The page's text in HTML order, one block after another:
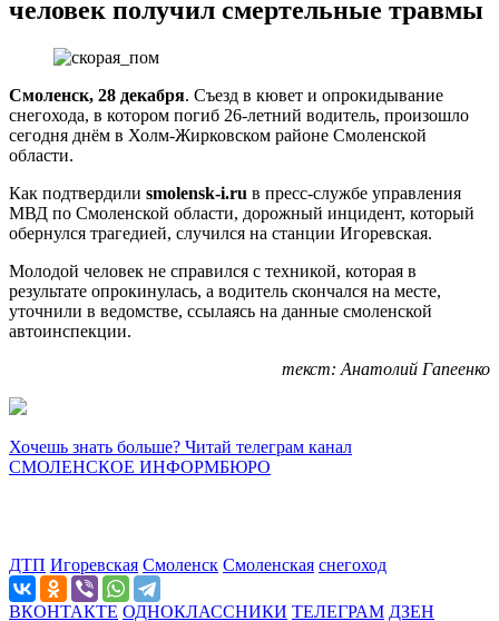
человек получил смертельные травмы
Смоленск, 28 декабря. Съезд в кювет и опрокидывание
снегохода, в котором погиб 26-летний водитель, произошло
сегодня днём в Холм-Жирковском районе Смоленской
области.
Как подтвердили smolensk-i.ru в пресс-службе управления
МВД по Смоленской области, дорожный инцидент, который
обернулся трагедией, случился на станции Игоревская.
Молодой человек не справился с техникой, которая в
результате опрокинулась, а водитель скончался на месте,
уточнили в ведомстве, ссылаясь на данные смоленской
автоинспекции.
текст: Анатолий Гапеенко
Хочешь знать больше? Читай телеграм канал
СМОЛЕНСКОЕ ИНФОРМБЮРО
ДТП Игоревская Смоленск Смоленская снегоход
ВКОНТАКТЕ ОДНОКЛАССНИКИ ТЕЛЕГРАМ ДЗЕН